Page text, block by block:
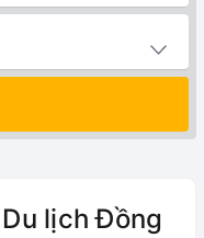
lịch Đồng